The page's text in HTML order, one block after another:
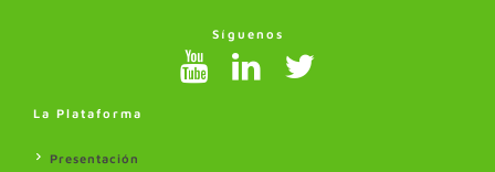
Síguenos
La Plataforma
Presentación